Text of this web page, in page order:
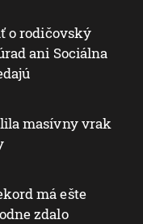
o rodičovský
ani Sociálna
masívny vrak
má ešte
zdalo